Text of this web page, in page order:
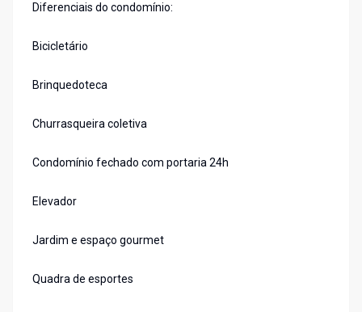
Diferenciais do condomínio:
Bicicletário
Brinquedoteca
Churrasqueira coletiva
Condomínio fechado com portaria 24h
Elevador
Jardim e espaço gourmet
Quadra de esportes